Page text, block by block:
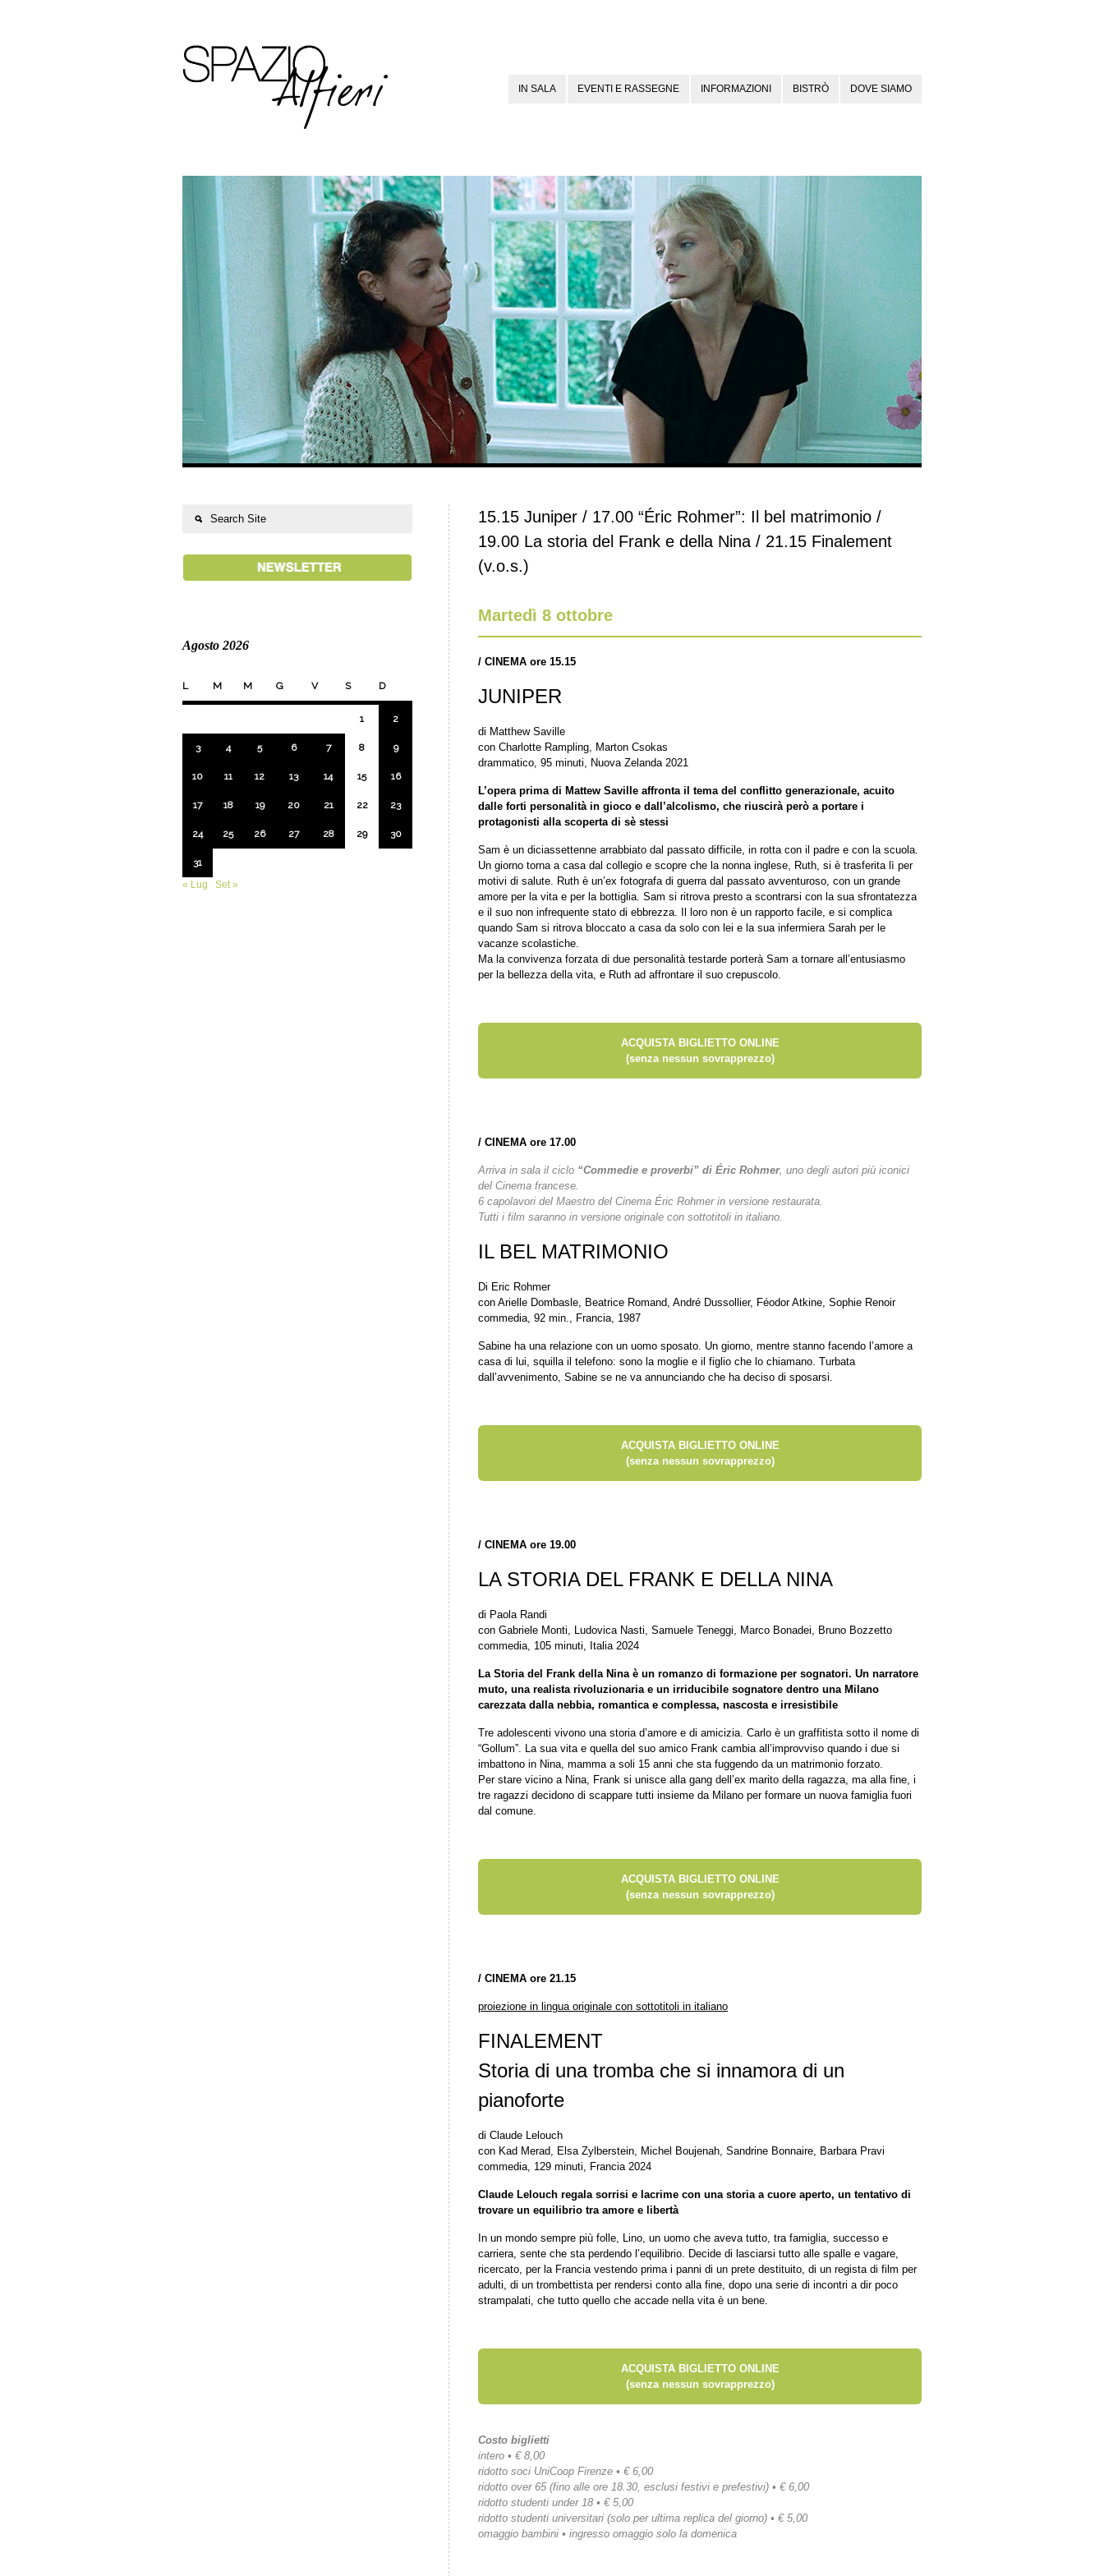
IN SALA EVENTI E RASSEGNE INFORMAZIONI BISTRÒ DOVE SIAMO
15.15 Juniper / 17.00 “Éric Rohmer”: Il bel matrimonio /
19.00 La storia del Frank e della Nina / 21.15 Finalement
(v.o.s.)
Martedì 8 ottobre
/ CINEMA ore 15.15
JUNIPER
di Matthew Saville
con Charlotte Rampling, Marton Csokas
drammatico, 95 minuti, Nuova Zelanda 2021
L’opera prima di Mattew Saville affronta il tema del conflitto generazionale, acuito
dalle forti personalità in gioco e dall’alcolismo, che riuscirà però a portare i
protagonisti alla scoperta di sè stessi
Sam è un diciassettenne arrabbiato dal passato difficile, in rotta con il padre e con la scuola.
Un giorno torna a casa dal collegio e scopre che la nonna inglese, Ruth, si è trasferita lì per
motivi di salute. Ruth è un’ex fotografa di guerra dal passato avventuroso, con un grande
amore per la vita e per la bottiglia. Sam si ritrova presto a scontrarsi con la sua sfrontatezza
e il suo non infrequente stato di ebbrezza. Il loro non è un rapporto facile, e si complica
quando Sam si ritrova bloccato a casa da solo con lei e la sua infermiera Sarah per le
vacanze scolastiche.
Ma la convivenza forzata di due personalità testarde porterà Sam a tornare all’entusiasmo
per la bellezza della vita, e Ruth ad affrontare il suo crepuscolo.
ACQUISTA BIGLIETTO ONLINE
(senza nessun sovrapprezzo)
/ CINEMA ore 17.00
Arriva in sala il ciclo “Commedie e proverbi” di Éric Rohmer, uno degli autori più iconici
del Cinema francese.
6 capolavori del Maestro del Cinema Éric Rohmer in versione restaurata.
Tutti i film saranno in versione originale con sottotitoli in italiano.
IL BEL MATRIMONIO
Di Eric Rohmer
con Arielle Dombasle, Beatrice Romand, André Dussollier, Féodor Atkine, Sophie Renoir
commedia, 92 min., Francia, 1987
Sabine ha una relazione con un uomo sposato. Un giorno, mentre stanno facendo l’amore a
casa di lui, squilla il telefono: sono la moglie e il figlio che lo chiamano. Turbata
dall’avvenimento, Sabine se ne va annunciando che ha deciso di sposarsi.
ACQUISTA BIGLIETTO ONLINE
(senza nessun sovrapprezzo)
/ CINEMA ore 19.00
LA STORIA DEL FRANK E DELLA NINA
di Paola Randi
con Gabriele Monti, Ludovica Nasti, Samuele Teneggi, Marco Bonadei, Bruno Bozzetto
commedia, 105 minuti, Italia 2024
La Storia del Frank della Nina è un romanzo di formazione per sognatori. Un narratore
muto, una realista rivoluzionaria e un irriducibile sognatore dentro una Milano
carezzata dalla nebbia, romantica e complessa, nascosta e irresistibile
Tre adolescenti vivono una storia d’amore e di amicizia. Carlo è un graffitista sotto il nome di
“Gollum”. La sua vita e quella del suo amico Frank cambia all’improvviso quando i due si
imbattono in Nina, mamma a soli 15 anni che sta fuggendo da un matrimonio forzato.
Per stare vicino a Nina, Frank si unisce alla gang dell’ex marito della ragazza, ma alla fine, i
tre ragazzi decidono di scappare tutti insieme da Milano per formare un nuova famiglia fuori
dal comune.
ACQUISTA BIGLIETTO ONLINE
(senza nessun sovrapprezzo)
/ CINEMA ore 21.15
proiezione in lingua originale con sottotitoli in italiano
FINALEMENT
Storia di una tromba che si innamora di un
pianoforte
di Claude Lelouch
con Kad Merad, Elsa Zylberstein, Michel Boujenah, Sandrine Bonnaire, Barbara Pravi
commedia, 129 minuti, Francia 2024
Claude Lelouch regala sorrisi e lacrime con una storia a cuore aperto, un tentativo di
trovare un equilibrio tra amore e libertà
In un mondo sempre più folle, Lino, un uomo che aveva tutto, tra famiglia, successo e
carriera, sente che sta perdendo l’equilibrio. Decide di lasciarsi tutto alle spalle e vagare,
ricercato, per la Francia vestendo prima i panni di un prete destituito, di un regista di film per
adulti, di un trombettista per rendersi conto alla fine, dopo una serie di incontri a dir poco
strampalati, che tutto quello che accade nella vita è un bene.
ACQUISTA BIGLIETTO ONLINE
(senza nessun sovrapprezzo)
Costo biglietti
intero • € 8,00
ridotto soci UniCoop Firenze • € 6,00
ridotto over 65 (fino alle ore 18.30, esclusi festivi e prefestivi) • € 6,00
ridotto studenti under 18 • € 5,00
ridotto studenti universitari (solo per ultima replica del giorno) • € 5,00
omaggio bambini • ingresso omaggio solo la domenica
Agosto 2026
L M M G V S D
1 2
3 4 5 6 7 8 9
10 11 12 13 14 15 16
17 18 19 20 21 22 23
24 25 26 27 28 29 30
31
« Lug
Set »